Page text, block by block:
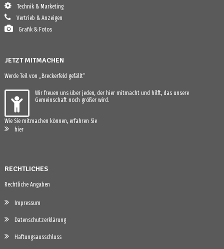
Technik & Marketing
Vertrieb & Anzeigen
Grafik & Fotos
JETZT MITMACHEN
Werde Teil von „Breckerfeld gefällt“
Wir freuen uns über jeden, der hier mitmacht und hilft, das unsere
Gemeinschaft noch größer wird.
Wie Sie mitmachen können, erfahren Sie
hier
RECHTLICHES
Rechtliche Angaben
Impressum
Datenschutzerklärung
Haftungsausschluss